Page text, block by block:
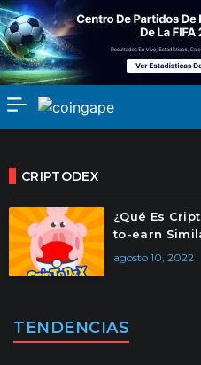
CRIPTODEX
¿Qué Es
to-earn
agosto 10, 2022
TENDENCIAS